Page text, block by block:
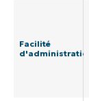
Facilité
d'administration